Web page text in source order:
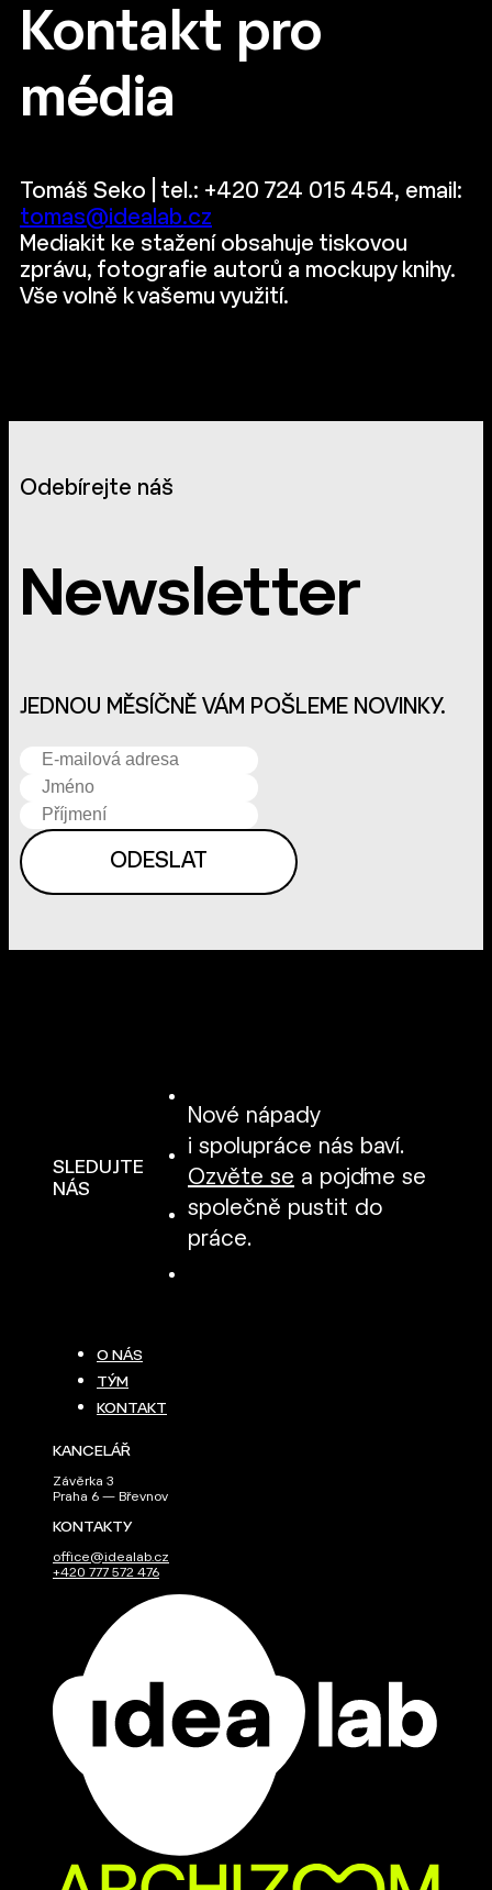
Kontakt pro
média
Tomáš Seko | tel.: +420 724 015 454, email:
tomas@idealab.cz
Mediakit ke stažení obsahuje tiskovou
zprávu, fotografie autorů a mockupy knihy.
Vše volně k vašemu využití.
Odebírejte náš
Newsletter
JEDNOU MĚSÍČNĚ VÁM POŠLEME NOVINKY.
SLEDUJTE
NÁS
Nové nápady
i spolupráce nás baví.
Ozvěte se a pojďme se
společně pustit do
práce.
O NÁS
TÝM
KONTAKT
KANCELÁŘ
Závěrka 3
Praha 6 — Břevnov
KONTAKTY
office@idealab.cz
+420 777 572 476